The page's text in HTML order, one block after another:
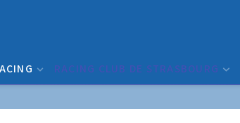
RACING CLUB DE STRASBOURG